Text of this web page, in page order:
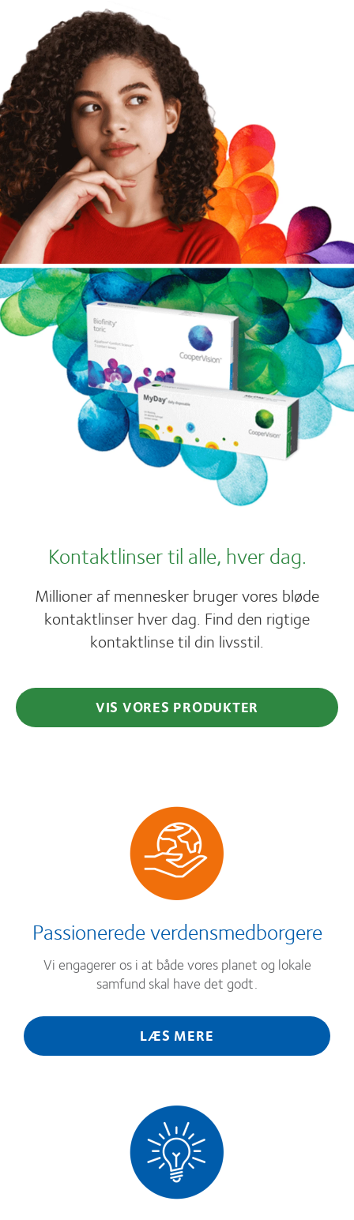
Kontaktlinser til alle, hver dag.
Millioner af mennesker bruger vores bløde
kontaktlinser hver dag. Find den rigtige
kontaktlinse til din livsstil.
VIS VORES PRODUKTER
Passionerede verdensmedborgere
Vi engagerer os i at både vores planet og lokale
samfund skal have det godt.
LÆS MERE